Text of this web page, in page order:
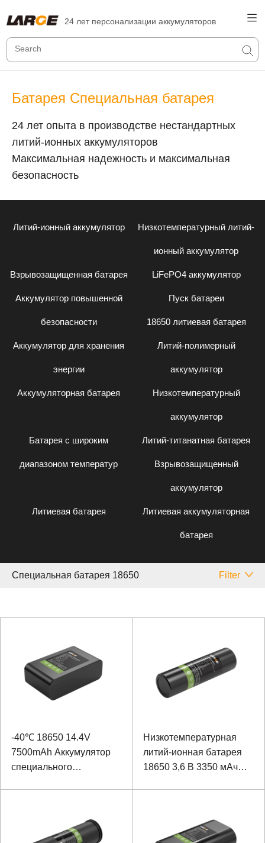
24 лет персонализации аккумуляторов
Батарея Специальная батарея
24 лет опыта в производстве нестандартных
литий-ионных аккумуляторов
Максимальная надежность и максимальная
безопасность
Литий-ионный аккумулятор Низкотемпературный литий-
ионный аккумулятор
Взрывозащищенная батарея LiFePO4 аккумулятор
Аккумулятор повышенной
безопасности
Пуск батареи
18650 литиевая батарея
Аккумулятор для хранения
энергии
Литий-полимерный
аккумулятор
Аккумуляторная батарея Низкотемпературный
аккумулятор
Батарея с широким
диапазоном температур
Литий-титанатная батарея
Взрывозащищенный
аккумулятор
Литиевая батарея Литиевая аккумуляторная
батарея
Специальная батарея 18650 Filter
-40℃ 18650 14.4V
7500mAh Аккумулятор
специального
Низкотемпературная
литий-ионная батарея
18650 3,6 В 3350 мАч